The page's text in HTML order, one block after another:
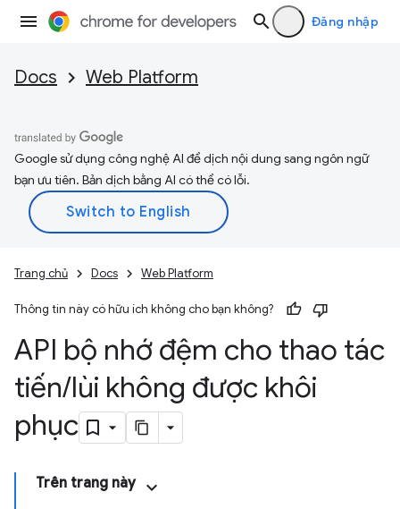
Đăng nhập
Docs Web Platform
Google sử dụng công nghệ AI để dịch nội dung sang ngôn ngữ
bạn ưu tiên. Bản dịch bằng AI có thể có lỗi.
Trang chủ Docs Web Platform
Thông tin này có hữu ích không cho bạn không?
API bộ nhớ đệm cho thao tác
tiến/lùi không được khôi
phục
Trên trang này